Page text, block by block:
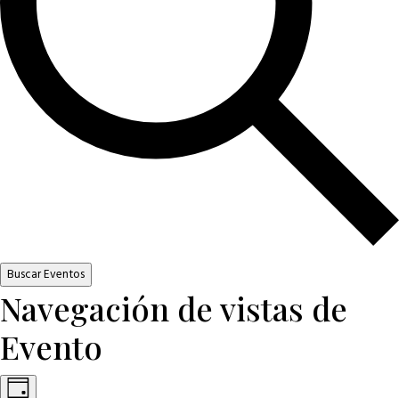
Buscar Eventos
Navegación de vistas de
Evento